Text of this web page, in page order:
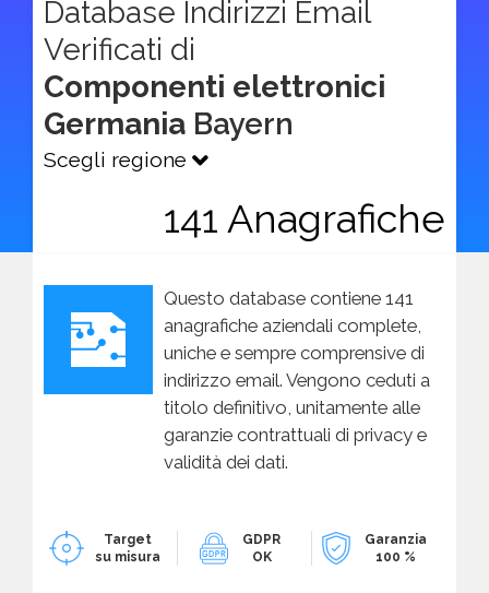
Database Indirizzi Email
Verificati di
Componenti elettronici
Germania Bayern
Scegli regione
141 Anagrafiche
Questo database contiene 141
anagrafiche aziendali complete,
uniche e sempre comprensive di
indirizzo email. Vengono ceduti a
titolo definitivo, unitamente alle
garanzie contrattuali di privacy e
validità dei dati.
Target
su misura
GDPR
OK
Garanzia
100 %